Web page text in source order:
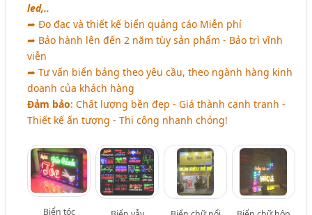
led,..
➦ Đo đạc và thiết kế biển quảng cáo Miễn phí
➦ Bảo hành lên đến 2 năm tùy sản phẩm - Bảo trì vĩnh
viễn
➦ Tư vấn biển bảng theo yêu cầu, theo ngành hàng kinh
doanh của khách hàng
Đảm bảo: Chất lượng bền đẹp - Giá thành cạnh tranh -
Thiết kế ấn tượng - Thi công nhanh chóng!
Biển tóc